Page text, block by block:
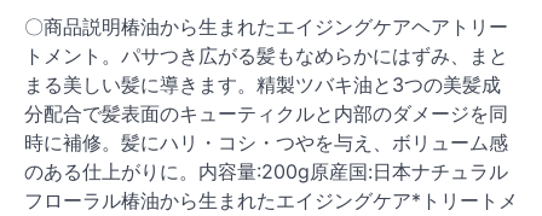
〇商品説明椿油から生まれたエイジングケアヘアトリー
トメント。パサつき広がる髪もなめらかにはずみ、まと
まる美しい髪に導きます。精製ツバキ油と3つの美髪成
分配合で髪表面のキューティクルと内部のダメージを同
時に補修。髪にハリ・コシ・つやを与え、ボリューム感
のある仕上がりに。内容量:200g原産国:日本ナチュラル
フローラル椿油から生まれたエイジングケア*トリートメ